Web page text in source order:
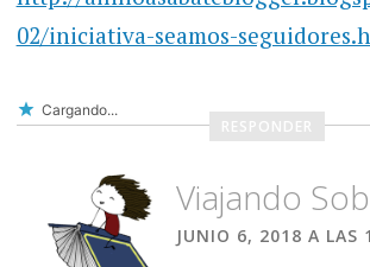
02/iniciativa-seamos-
Cargando...
RESPONDER
Viajando
JUNIO 6, 2018 A LAS